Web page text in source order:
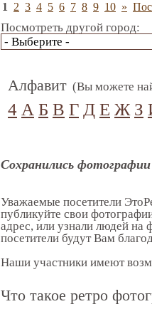
1 2 3 4 5 6 7 8 9 10 »
Посмотреть другой город:
Алфавит (Вы можете
4 А Б В Г Д Е Ж З
Сохранились
Уважаемые посетители
публикуйте свои
адрес, или узнали людей на
посетители будут Вам
Наши участники имеют
Что такое ретро